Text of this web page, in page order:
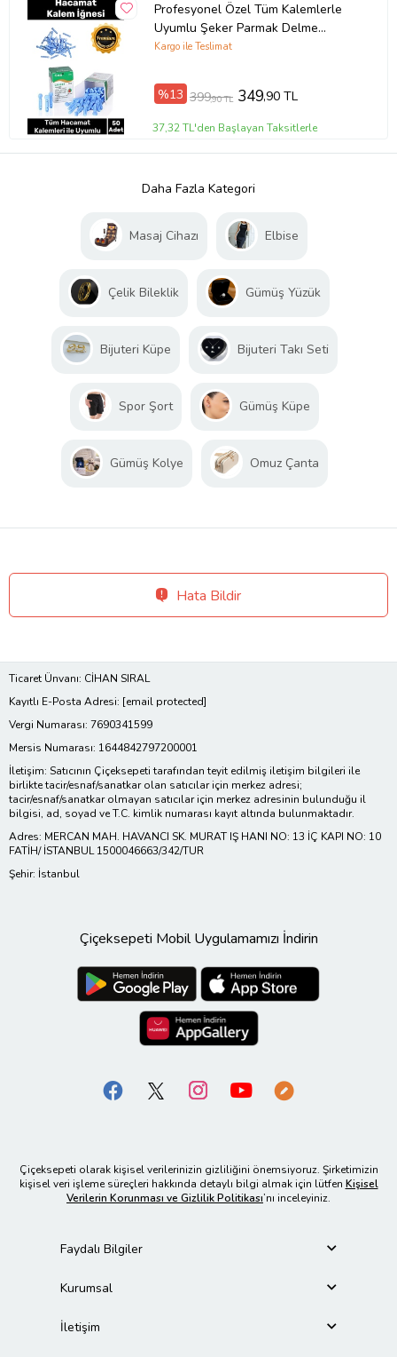
Profesyonel Özel Tüm Kalemlerle
Uyumlu Şeker Parmak Delme
Hacamat 50 Adet Kalem İğnesi - 1
Kargo ile Teslimat
%13 399,90 TL 349,90 TL
37,32 TL'den Başlayan Taksitlerle
Daha Fazla Kategori
Masaj Cihazı Elbise
Çelik Bileklik Gümüş Yüzük
Bijuteri Küpe Bijuteri Takı Seti
Spor Şort Gümüş Küpe
Gümüş Kolye Omuz Çanta
Hata Bildir
Ticaret Ünvanı: CİHAN SIRAL
Kayıtlı E-Posta Adresi: [email protected]
Vergi Numarası: 7690341599
Mersis Numarası: 1644842797200001
İletişim: Satıcının Çiçeksepeti tarafından teyit edilmiş iletişim bilgileri ile
birlikte tacir/esnaf/sanatkar olan satıcılar için merkez adresi;
tacir/esnaf/sanatkar olmayan satıcılar için merkez adresinin bulunduğu il
bilgisi, ad, soyad ve T.C. kimlik numarası kayıt altında bulunmaktadır.
Adres: MERCAN MAH. HAVANCI SK. MURAT IŞ HANI NO: 13 İÇ KAPI NO: 10
FATİH/ İSTANBUL 1500046663/342/TUR
Şehir: İstanbul
Çiçeksepeti Mobil Uygulamamızı İndirin
Çiçeksepeti olarak kişisel verilerinizin gizliliğini önemsiyoruz. Şirketimizin
kişisel veri işleme süreçleri hakkında detaylı bilgi almak için lütfen Kişisel
Verilerin Korunması ve Gizlilik Politikası’nı inceleyiniz.
Faydalı Bilgiler
Kurumsal
İletişim